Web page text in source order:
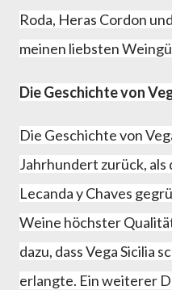
Roda, Heras Cordon
meinen liebsten
Die Geschichte von
Die Geschichte von
Jahrhundert zurück, als
Lecanda y Chaves
Weine höchster
dazu, dass Vega Sicilia
erlangte. Ein weiterer